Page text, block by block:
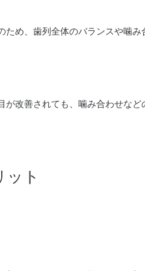
ため、歯列全体のバランスや噛み
改善されても、噛み合わせなど
ット